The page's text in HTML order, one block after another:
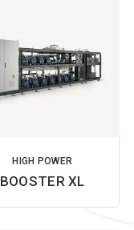
HIGH POWER
BOOSTER XL